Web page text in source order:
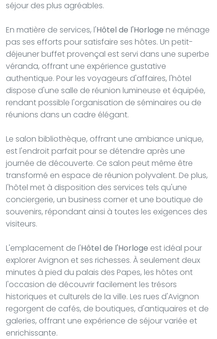
séjour des plus agréables.
En matière de services, l'Hôtel de l'Horloge ne ménage
pas ses efforts pour satisfaire ses hôtes. Un petit-
déjeuner buffet provençal est servi dans une superbe
véranda, offrant une expérience gustative
authentique. Pour les voyageurs d'affaires, l'hôtel
dispose d'une salle de réunion lumineuse et équipée,
rendant possible l'organisation de séminaires ou de
réunions dans un cadre élégant.
Le salon bibliothèque, offrant une ambiance unique,
est l'endroit parfait pour se détendre après une
journée de découverte. Ce salon peut même être
transformé en espace de réunion polyvalent. De plus,
l'hôtel met à disposition des services tels qu'une
conciergerie, un business corner et une boutique de
souvenirs, répondant ainsi à toutes les exigences des
visiteurs.
L'emplacement de l'Hôtel de l'Horloge est idéal pour
explorer Avignon et ses richesses. À seulement deux
minutes à pied du palais des Papes, les hôtes ont
l'occasion de découvrir facilement les trésors
historiques et culturels de la ville. Les rues d'Avignon
regorgent de cafés, de boutiques, d'antiquaires et de
galeries, offrant une expérience de séjour variée et
enrichissante.